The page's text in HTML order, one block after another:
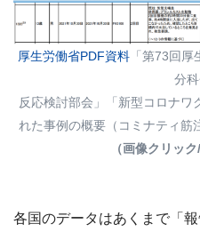
厚生労働省PDF資料 「第73回
分
反応検討部会」「新型コロナワ
れた事例の概要（コミナティ筋
（画像クリッ
各国のデータはあくまで「